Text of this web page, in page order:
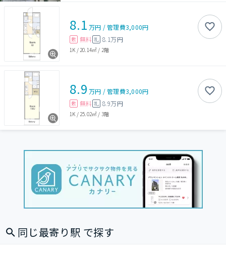
8.1 万円 /管理費3,000円
敷 無料 礼 8.1万円
1K / 20.14㎡ / 2階
8.9 万円 /管理費3,000円
敷 無料 礼 8.9万円
1K / 25.02㎡ / 3階
同じ最寄り駅 で探す